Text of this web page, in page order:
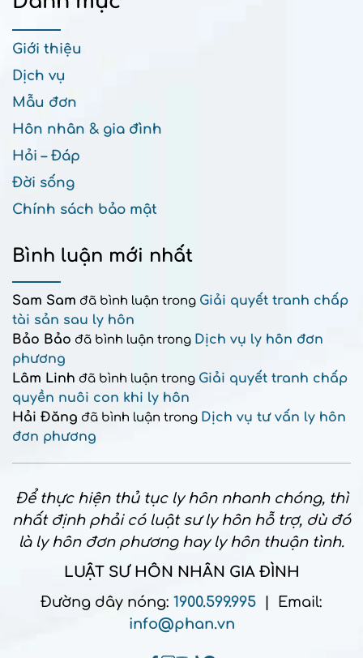
Giới thiệu
Dịch vụ
Mẫu đơn
Hôn nhân & gia đình
Hỏi – Đáp
Đời sống
Chính sách bảo mật
Bình luận mới nhất
Sam Sam đã bình luận trong Giải quyết tranh chấp
tài sản sau ly hôn
Bảo Bảo đã bình luận trong Dịch vụ ly hôn đơn
phương
Lâm Linh đã bình luận trong Giải quyết tranh chấp
quyền nuôi con khi ly hôn
Hải Đăng đã bình luận trong Dịch vụ tư vấn ly hôn
đơn phương
Để thực hiện thủ tục ly hôn nhanh chóng, thì
nhất định phải có luật sư ly hôn hỗ trợ, dù đó
là ly hôn đơn phương hay ly hôn thuận tình.
LUẬT SƯ HÔN NHÂN GIA ĐÌNH
Đường dây nóng: 1900.599.995 | Email:
info@phan.vn